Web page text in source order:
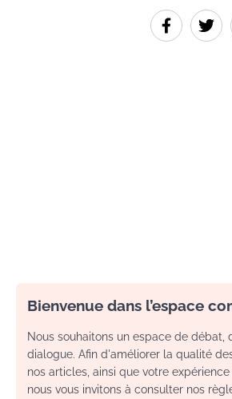
Bienvenue dans l’espace
Nous souhaitons un espace de débat,
dialogue. Afin d'améliorer la qualité
nos articles, ainsi que votre
nous vous invitons à consulter nos